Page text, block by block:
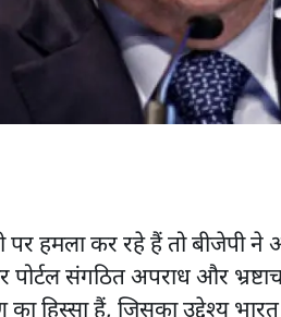
पर हमला कर रहे हैं तो बीजेपी ने
संगठित अपराध और